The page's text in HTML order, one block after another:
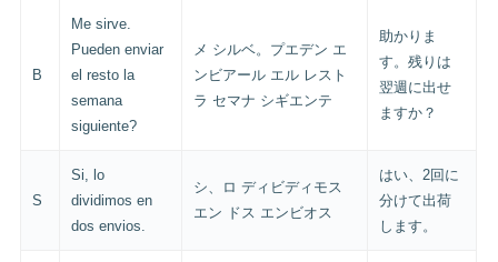
B
Me sirve.
Pueden enviar
el resto la
semana
siguiente?
メ シルベ。プエデン エ
ンビアール エル レスト
ラ セマナ シギエンテ
助かりま
す。残りは
翌週に出せ
ますか？
S
Si, lo
dividimos en
dos envios.
シ、ロ ディビディモス
エン ドス エンビオス
はい、2回に
分けて出荷
します。